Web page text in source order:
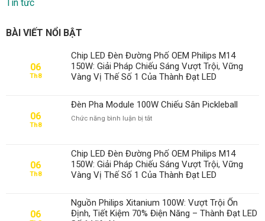
Tin tức
BÀI VIẾT NỔI BẬT
06
Th8
Chip LED Đèn Đường Phố OEM Philips M14
150W: Giải Pháp Chiếu Sáng Vượt Trội, Vững
Vàng Vị Thế Số 1 Của Thành Đạt LED
06
Th8
Đèn Pha Module 100W Chiếu Sân Pickleball
Chức năng bình luận bị tắtở
Module
100W
Chiếu
Sân
06
Th8
Chip LED Đèn Đường Phố OEM Philips M14
150W: Giải Pháp Chiếu Sáng Vượt Trội, Vững
Vàng Vị Thế Số 1 Của Thành Đạt LED
06
Nguồn Philips Xitanium 100W: Vượt Trội Ổn
Định, Tiết Kiệm 70% Điện Năng – Thành Đạt LED